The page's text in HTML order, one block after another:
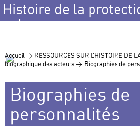
Histoire de la
nature
Accueil > RESSOURCES SUR L’HISTOIRE DE
biographique des acteurs > Biographies de
Biographies de
personnalités